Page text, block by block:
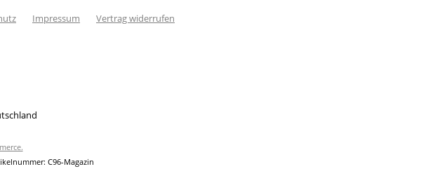
Impressum Vertrag widerrufen
C96-Magazin